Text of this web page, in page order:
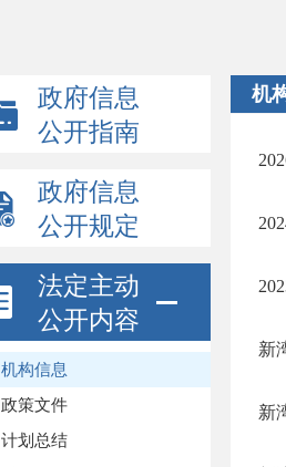
政府信息
公开指南
政府信息
公开规定
法定主动
公开内容
机构信息
政策文件
计划总结
机
新
新